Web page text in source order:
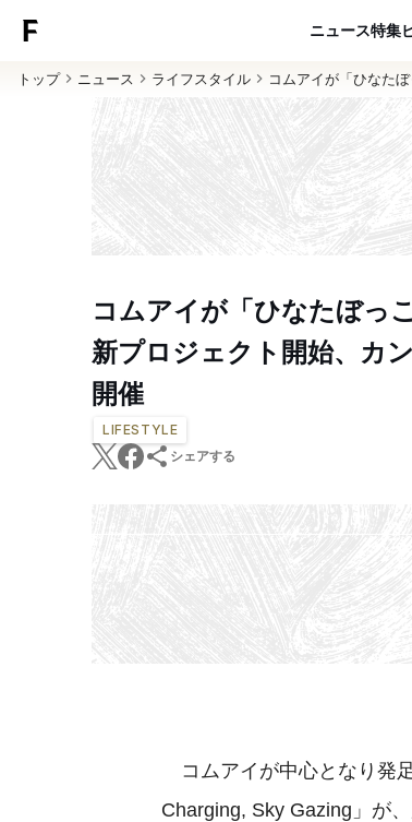
ニュース特集
トップ ニュース ライフスタイル コムアイが「ひなた
コムアイが「ひなたぼっ
新プロジェクト開始、カ
開催
LIFESTYLE
シェアする
コムアイが中心となり発
Charging, Sky Gazing」が